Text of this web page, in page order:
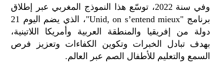
وفي سنة 2022، توسّع هذا النموذج المغربي عبر إطلاق
برنامج "Unid, on s’entend mieux"، الذي يضم اليوم 21
دولة من إفريقيا والمنطقة العربية وأمريكا اللاتينية،
بهدف تبادل الخبرات وتكوين الكفاءات وتعزيز فرص
السمع والتعليم للأطفال الصم عبر العالم.